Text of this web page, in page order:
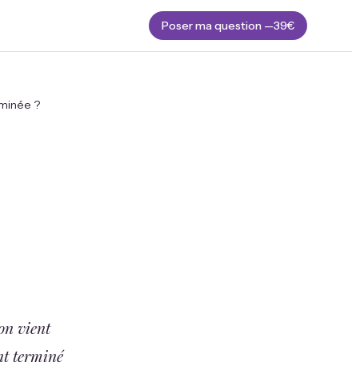
Poser ma question —39€
?
vient
terminé